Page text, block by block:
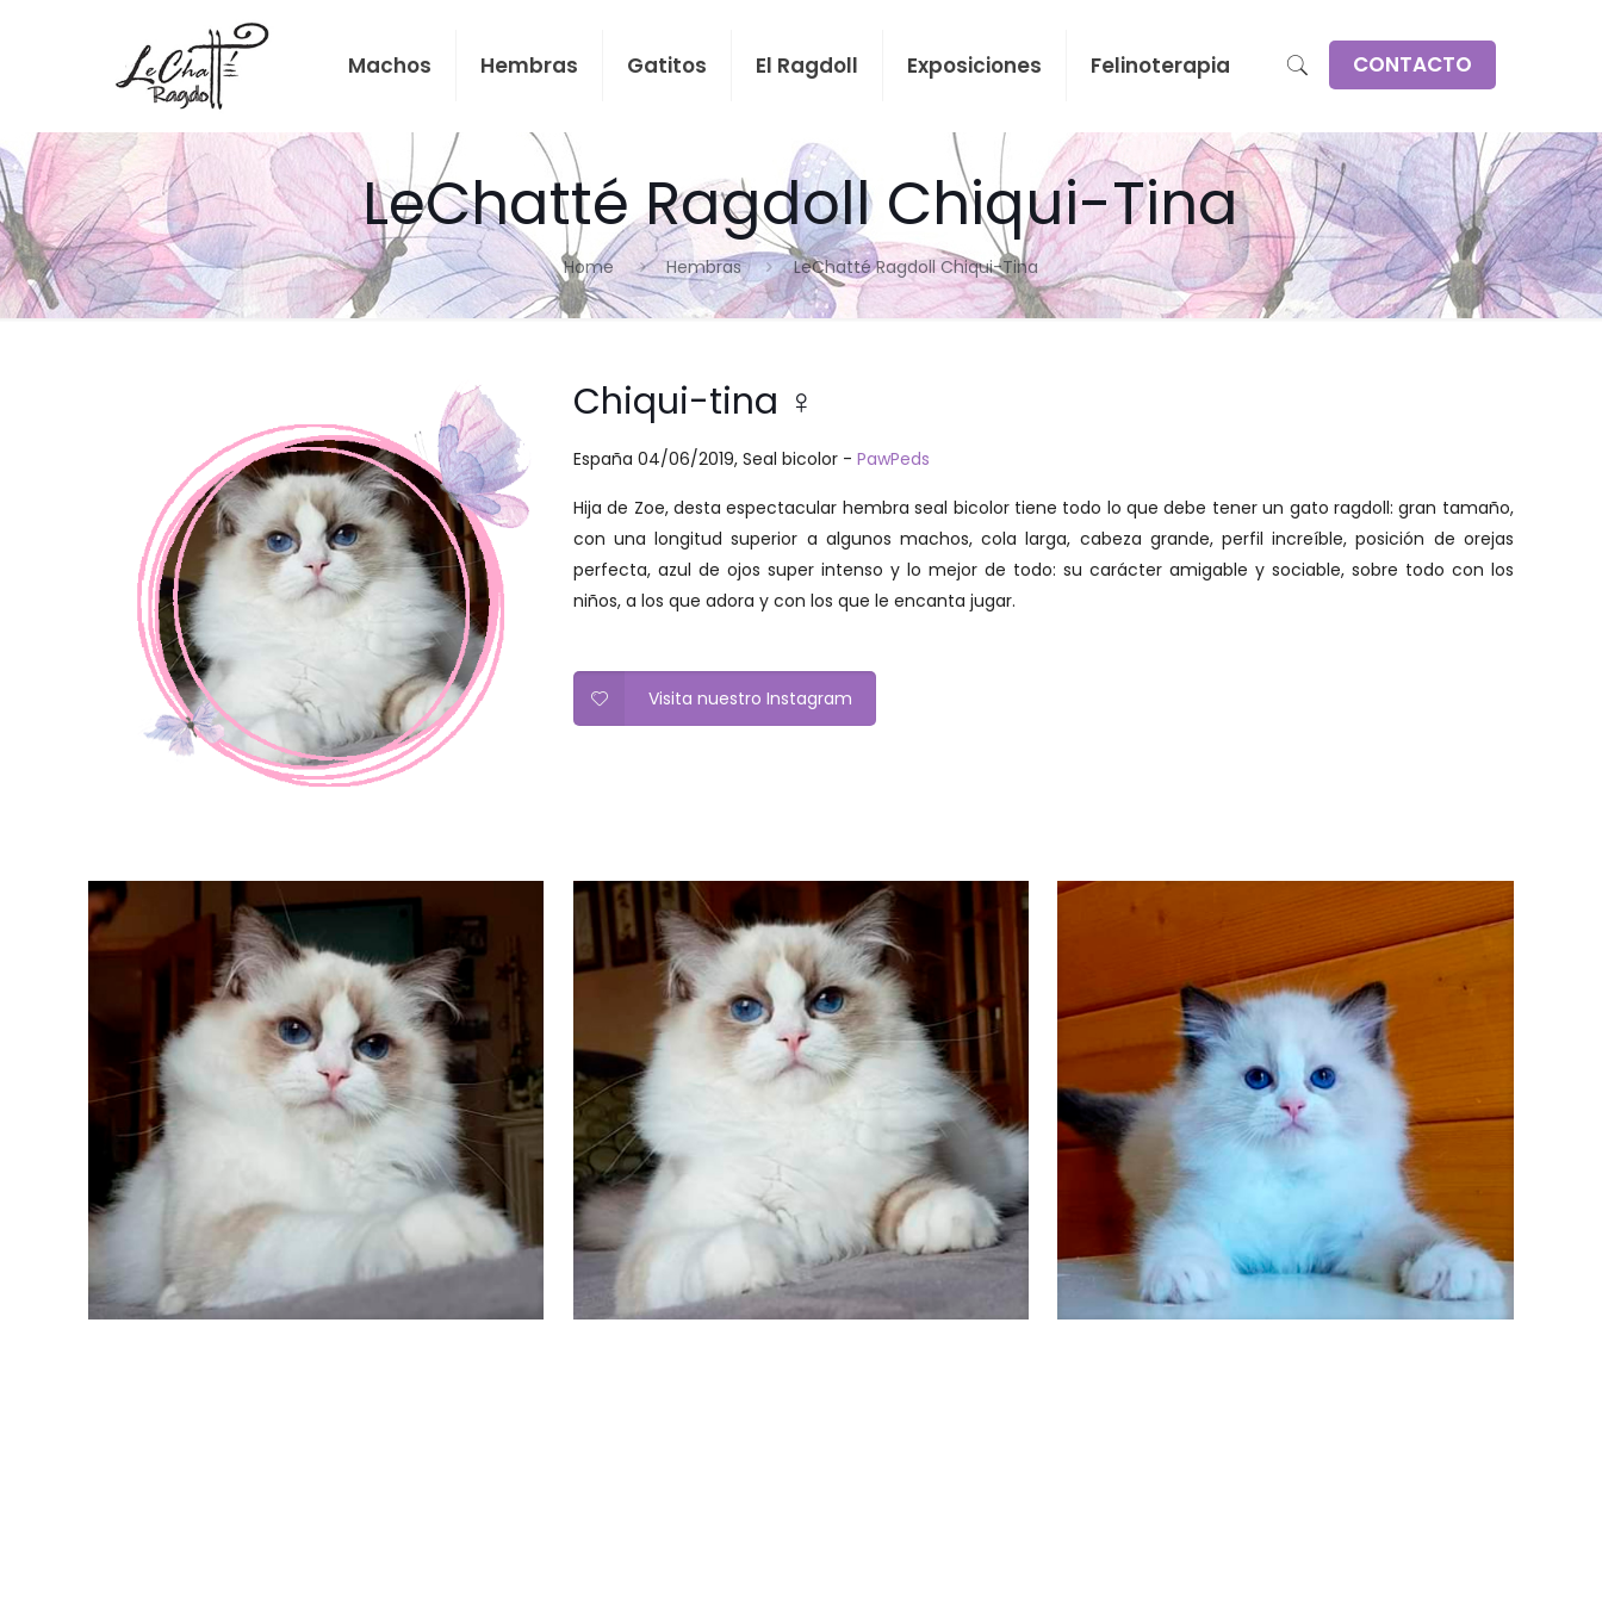
Machos Hembras Gatitos El Ragdoll Exposiciones Felinoterapia CONTACTO
LeChatté Ragdoll Chiqui-Tina
Home Hembras LeChatté Ragdoll Chiqui-Tina
Chiqui-tina ♀
España 04/06/2019, Seal bicolor - PawPeds
Hija de Zoe, desta espectacular hembra seal bicolor tiene todo lo que debe tener un gato ragdoll: gran tamaño,
con una longitud superior a algunos machos, cola larga, cabeza grande, perfil increíble, posición de orejas
perfecta, azul de ojos super intenso y lo mejor de todo: su carácter amigable y sociable, sobre todo con los
niños, a los que adora y con los que le encanta jugar.
Visita nuestro Instagram